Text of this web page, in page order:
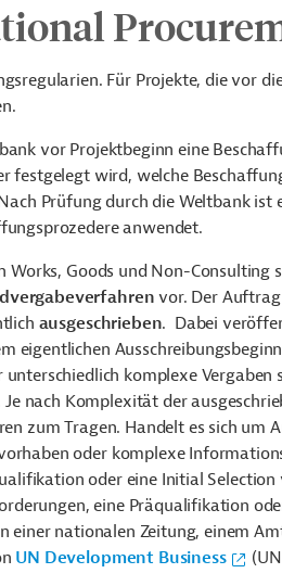
Für Projekte, die vor
vor Projektbeginn eine
festgelegt wird, welche
Prüfung durch die Weltbank ist
anwendet.
Goods und Non-Consulting
vor. Der
ausgeschrieben. Dabei
eigentlichen
komplexe Vergaben
nach Komplexität der
zum Tragen. Handelt es sich um
oder komplexe
oder eine Initial
eine Präqualifikation
einer nationalen Zeitung, einem
UN Development Business